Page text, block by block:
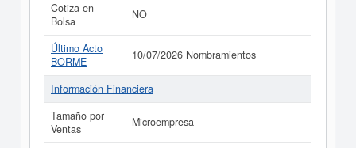
Cotiza en
Bolsa
NO
Último Acto
BORME
10/07/2026 Nombramientos
Información Financiera
Tamaño por
Ventas
Microempresa